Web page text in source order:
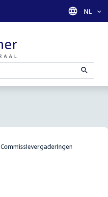
Taal
NL
Commissievergaderingen